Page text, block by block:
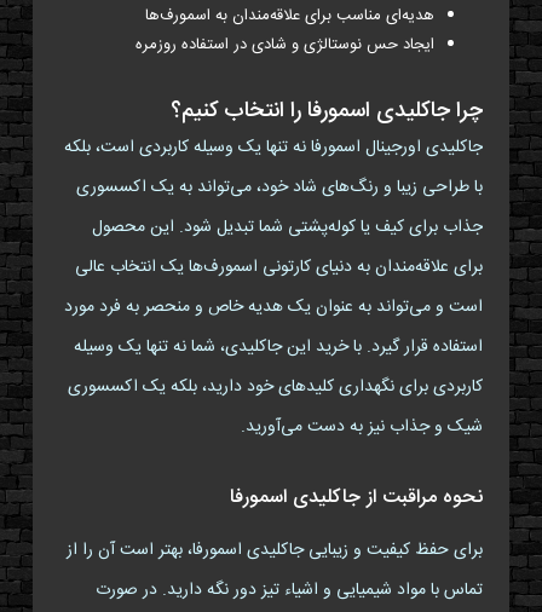
هدیه‌ای مناسب برای علاقه‌مندان به اسمورف‌ها
ایجاد حس نوستالژی و شادی در استفاده روزمره
چرا جاکلیدی اسمورفا را انتخاب کنیم؟
جاکلیدی اورجینال اسمورفا نه تنها یک وسیله کاربردی است، بلکه
با طراحی زیبا و رنگ‌های شاد خود، می‌تواند به یک اکسسوری
جذاب برای کیف یا کوله‌پشتی شما تبدیل شود. این محصول
برای علاقه‌مندان به دنیای کارتونی اسمورف‌ها یک انتخاب عالی
است و می‌تواند به عنوان یک هدیه خاص و منحصر به فرد مورد
استفاده قرار گیرد. با خرید این جاکلیدی، شما نه تنها یک وسیله
کاربردی برای نگهداری کلیدهای خود دارید، بلکه یک اکسسوری
شیک و جذاب نیز به دست می‌آورید.
نحوه مراقبت از جاکلیدی اسمورفا
برای حفظ کیفیت و زیبایی جاکلیدی اسمورفا، بهتر است آن را از
تماس با مواد شیمیایی و اشیاء تیز دور نگه دارید. در صورت